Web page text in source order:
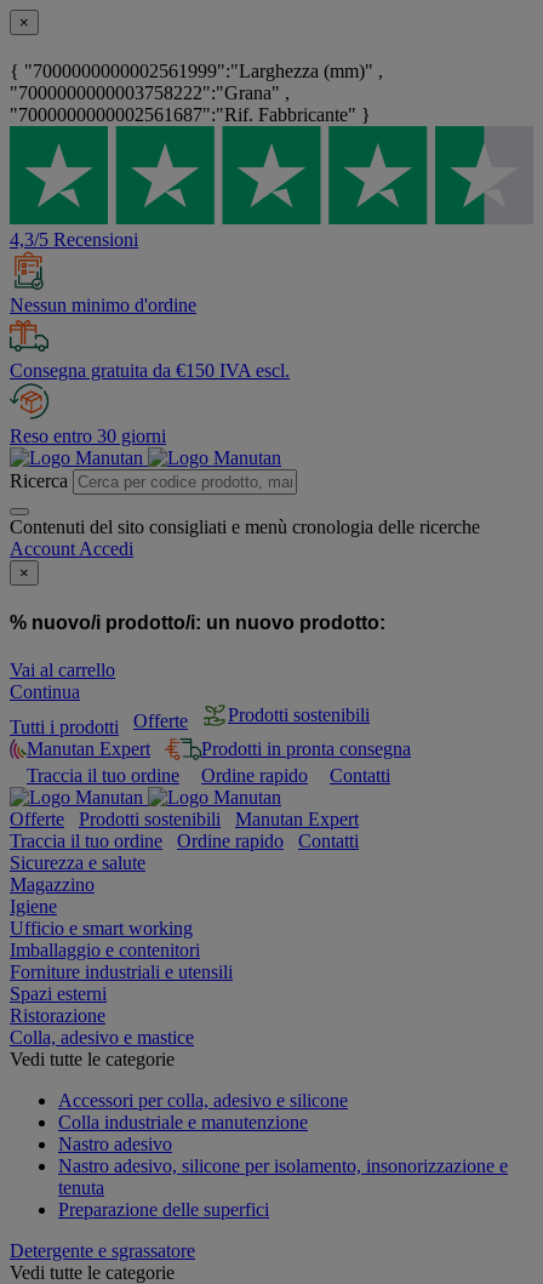
×
{ "7000000000002561999":"Larghezza (mm)" ,
"7000000000003758222":"Grana" ,
"7000000000002561687":"Rif. Fabbricante" }
4,3/5 Recensioni
Nessun minimo d'ordine
Consegna gratuita da €150 IVA escl.
Reso entro 30 giorni
Ricerca
Contenuti del sito consigliati e menù cronologia delle ricerche
Account Accedi
×
% nuovo/i prodotto/i: un nuovo prodotto:
Vai al carrello
Continua
Tutti i prodotti
Offerte
Prodotti sostenibili
Manutan Expert
Prodotti in pronta consegna
Traccia il tuo ordine
Ordine rapido Contatti
Offerte Prodotti sostenibili
Manutan Expert
Traccia il tuo ordine
Ordine rapido
Contatti
Sicurezza e salute
Magazzino
Igiene
Ufficio e smart working
Imballaggio e contenitori
Forniture industriali e utensili
Spazi esterni
Ristorazione
Colla, adesivo e mastice
Vedi tutte le categorie
Accessori per colla, adesivo e silicone
Colla industriale e manutenzione
Nastro adesivo
Nastro adesivo, silicone per isolamento, insonorizzazione e
tenuta
Preparazione delle superfici
Detergente e sgrassatore
Vedi tutte le categorie